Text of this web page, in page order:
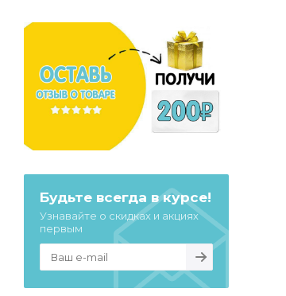
Будьте всегда в курсе!
Узнавайте о скидках и акциях
первым